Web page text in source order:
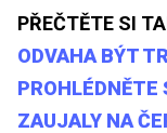
PŘEČTĚTE SI
ODVAHA BÝT
PROHLÉDNĚTE
ZAUJALY NA